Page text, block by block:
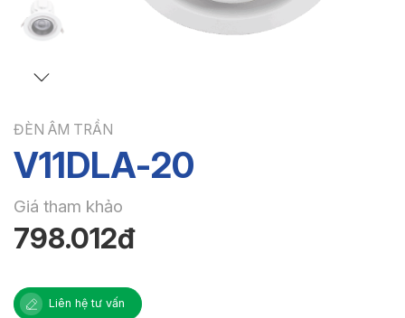
ĐÈN ÂM TRẦN
V11DLA-20
Giá tham khảo
798.012đ
Liên hệ tư vấn